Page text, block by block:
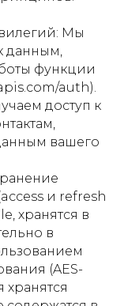
Мы
данным,
функции
auth).
доступ к
вашего
и refresh
хранятся в
в
(AES-